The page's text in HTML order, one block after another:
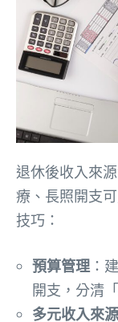
退休後收入來
療、長照開支
技巧：
預算管理 ：
開支，分清
多元收入來源